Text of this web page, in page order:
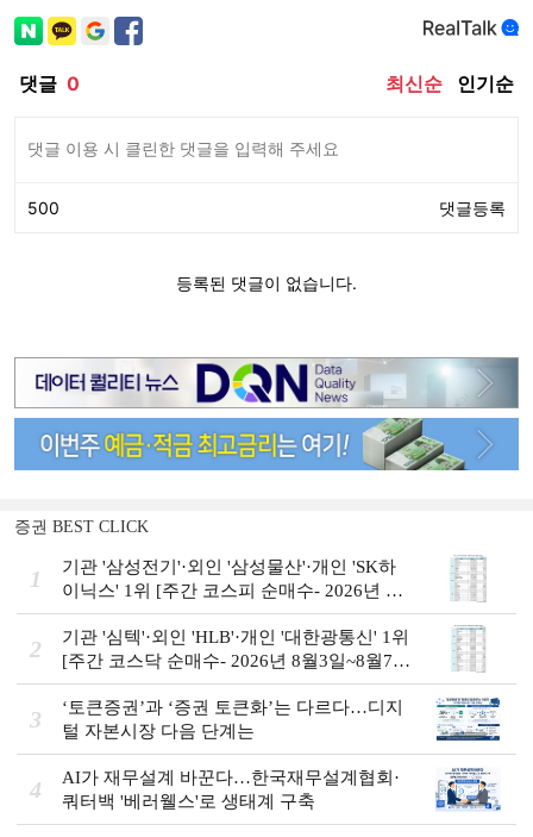
증권 BEST CLICK
1
기관 '삼성전기'·외인 '삼성물산'·개인 'SK하
이닉스' 1위 [주간 코스피 순매수- 2026년 8
월3일~8월7일]
2
기관 '심텍'·외인 'HLB'·개인 '대한광통신' 1위
[주간 코스닥 순매수- 2026년 8월3일~8월7
일]
3
‘토큰증권’과 ‘증권 토큰화’는 다르다…디지
털 자본시장 다음 단계는
4
AI가 재무설계 바꾼다…한국재무설계협회·
쿼터백 '베러웰스'로 생태계 구축